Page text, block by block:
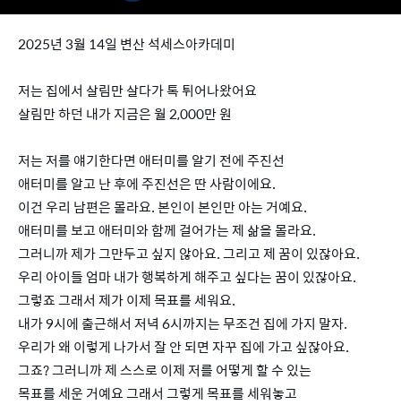
2025년 3월 14일 변산 석세스아카데미
저는 집에서 살림만 살다가 톡 튀어나왔어요
살림만 하던 내가 지금은 월 2,000만 원
저는 저를 얘기한다면 애터미를 알기 전에 주진선
애터미를 알고 난 후에 주진선은 딴 사람이에요.
이건 우리 남편은 몰라요. 본인이 본인만 아는 거예요.
애터미를 보고 애터미와 함께 걸어가는 제 삶을 몰라요.
그러니까 제가 그만두고 싶지 않아요. 그리고 제 꿈이 있잖아요.
우리 아이들 엄마 내가 행복하게 해주고 싶다는 꿈이 있잖아요.
그렇죠 그래서 제가 이제 목표를 세워요.
내가 9시에 출근해서 저녁 6시까지는 무조건 집에 가지 말자.
우리가 왜 이렇게 나가서 잘 안 되면 자꾸 집에 가고 싶잖아요.
그죠? 그러니까 제 스스로 이제 저를 어떻게 할 수 있는
목표를 세운 거예요 그래서 그렇게 목표를 세워놓고